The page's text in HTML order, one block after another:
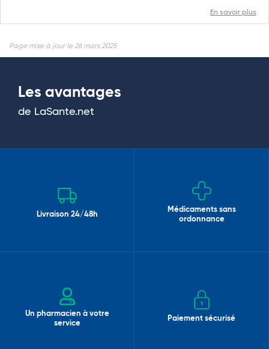
En savoir plus
Page mise à jour le 26 mars 2025
Les avantages
de LaSante.net
Livraison 24/48h
Médicaments sans
ordonnance
Un pharmacien à votre
service
Paiement sécurisé